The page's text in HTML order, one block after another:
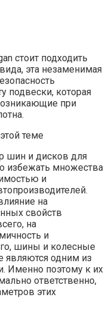
стоит подходить
эта незаменимая
подвески, которая
при
теме
шин и дисков для
избежать множества
и
на
свойств
на
и
шины и колесные
являются одним из
Именно поэтому к их
ответственно,
этих